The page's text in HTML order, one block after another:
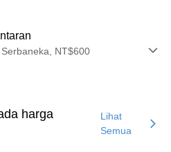
NT$600
harga
Lihat
Semua